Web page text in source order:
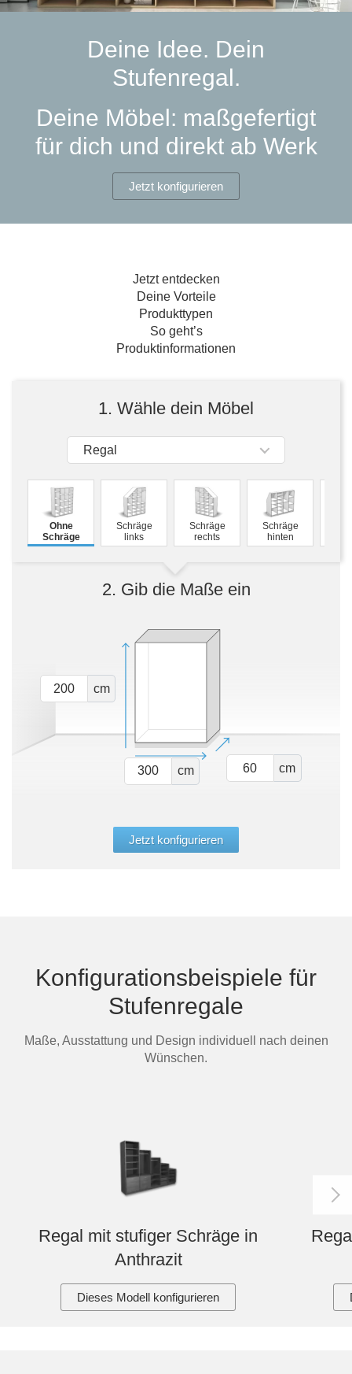
Schuhschrank
Hängeschrank
Hängeboard
TV-Möbel
Sideboard
Massivholz
Badregal
SpiegelschrankPolstermöbel
Sofa
Sessel
Hocker
Selection
Outdoorküche
der
Deine Idee. Dein
Stufenregal.
Deine Möbel: maßgefertigt
für dich und direkt ab Werk
Jetzt konfigurieren
Jetzt entdecken
Deine Vorteile
Produkttypen
So geht’s
Produktinformationen
1. Wähle dein Möbel
Regal
Ohne
Schräge
Schräge
links
Schräge
rechts
Schräge
hinten
2. Gib die Maße ein
cm
cm cm
Jetzt konfigurieren
Konfigurationsbeispiele für
Stufenregale
Maße, Ausstattung und Design individuell nach deinen
Wünschen.
Regal mit stufiger Schräge in
Anthrazit
Dieses Modell konfigurieren
Kommoden
Massivholz-Schränke & -Regale
Wandboards